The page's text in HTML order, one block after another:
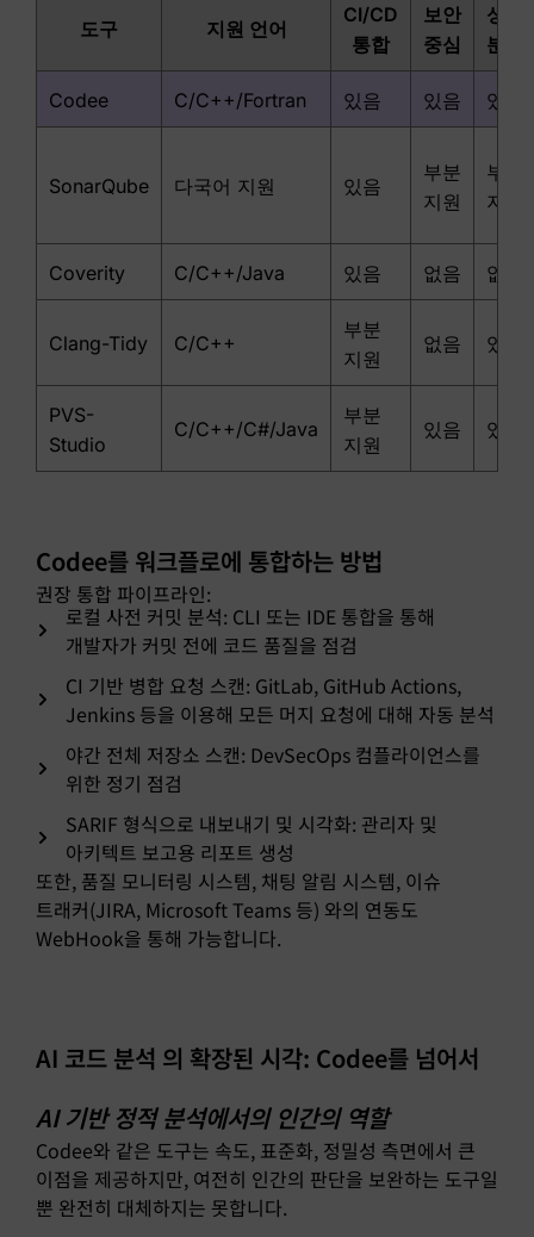
도구 지원 언어
CI/CD
통합
보안
중심
성능
분석
Codee C/C++/Fortran 있음 있음 있음
SonarQube 다국어 지원 있음
부분
지원
부분
지원
Coverity C/C++/Java 있음 없음 없음
Clang-Tidy C/C++
부분
지원
없음 있음
PVS-
Studio
C/C++/C#/Java
부분
지원
있음 있음
Codee를 워크플로에 통합하는 방법
권장 통합 파이프라인:
로컬 사전 커밋 분석: CLI 또는 IDE 통합을 통해
개발자가 커밋 전에 코드 품질을 점검
CI 기반 병합 요청 스캔: GitLab, GitHub Actions,
Jenkins 등을 이용해 모든 머지 요청에 대해 자동 분석
야간 전체 저장소 스캔: DevSecOps 컴플라이언스를
위한 정기 점검
SARIF 형식으로 내보내기 및 시각화: 관리자 및
아키텍트 보고용 리포트 생성
또한, 품질 모니터링 시스템, 채팅 알림 시스템, 이슈
트래커(JIRA, Microsoft Teams 등) 와의 연동도
WebHook을 통해 가능합니다.
AI 코드 분석 의 확장된 시각: Codee를 넘어서
AI 기반 정적 분석에서의 인간의 역할
Codee와 같은 도구는 속도, 표준화, 정밀성 측면에서 큰
이점을 제공하지만, 여전히 인간의 판단을 보완하는 도구일
뿐 완전히 대체하지는 못합니다.